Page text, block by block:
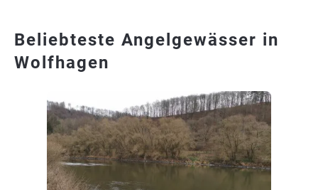
Beliebteste Angelgewässer in
Wolfhagen